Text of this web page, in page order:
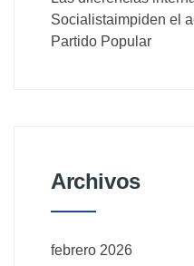
Socialistaimpiden el
Partido Popular
Archivos
febrero 2026